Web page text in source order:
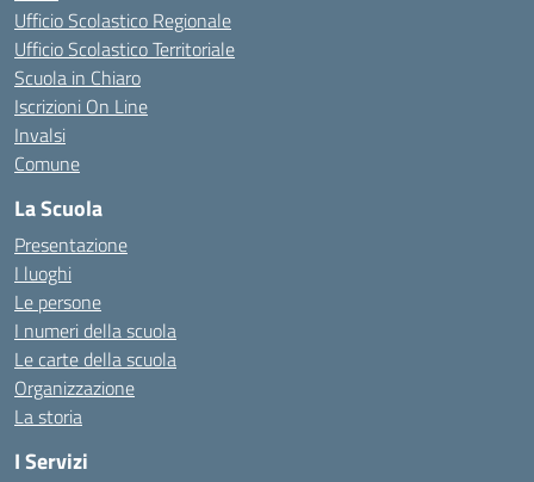
Ufficio Scolastico Regionale
Ufficio Scolastico Territoriale
Scuola in Chiaro
Iscrizioni On Line
Invalsi
Comune
La Scuola
Presentazione
I luoghi
Le persone
I numeri della scuola
Le carte della scuola
Organizzazione
La storia
I Servizi